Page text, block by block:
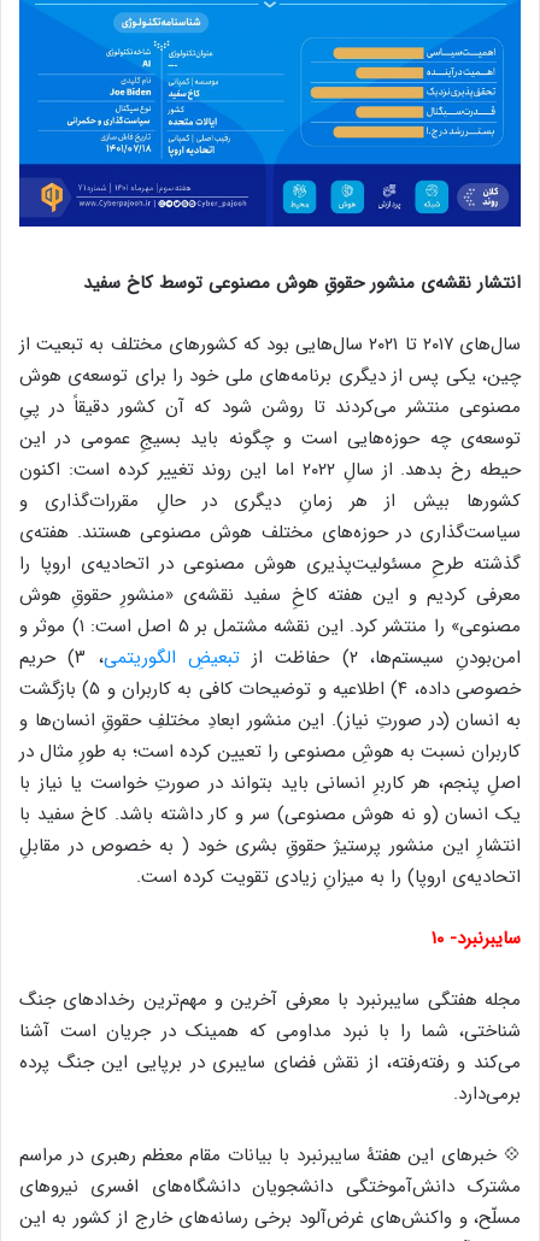
انتشار نقشه‌ی منشور حقوقِ هوش مصنوعی توسط کاخ سفید
سال‌های ۲۰۱۷ تا ۲۰۲۱ سال‌هایی بود که کشور‌های مختلف به تبعیت از
چین، یکی پس از دیگری برنامه‌های ملی خود را برای توسعه‌ی هوش
مصنوعی منتشر می‌کردند تا روشن شود که آن کشور دقیقاً در پیِ
توسعه‌ی چه حوزه‌هایی است و چگونه باید بسیجِ عمومی در این
حیطه رخ بدهد. از سالِ ۲۰۲۲ اما این روند تغییر کرده است: اکنون
کشور‌ها بیش از هر زمانِ دیگری در حالِ مقررات‌گذاری و
سیاست‌گذاری در حوزه‌های مختلف هوش مصنوعی هستند. هفته‌ی
گذشته طرحِ مسئولیت‌پذیری هوش مصنوعی در اتحادیه‌ی اروپا را
معرفی کردیم و این هفته کاخِ سفید نقشه‌ی «منشورِ حقوقِ هوش
مصنوعی» را منتشر کرد. این نقشه مشتمل بر ۵ اصل است: ۱) موثر و
امن‌بودنِ سیستم‌ها، ۲) حفاظت از
تبعیضِ الگوریتمی
، ۳) حریم
خصوصی داده، ۴) اطلاعیه و توضیحات کافی به کاربران و ۵) بازگشت
به انسان (در صورتِ نیاز). این منشور ابعادِ مختلفِ حقوقِ انسان‌ها و
کاربران نسبت به هوشِ مصنوعی را تعیین کرده است؛ به طورِ مثال در
اصلِ پنجم، هر کاربرِ انسانی باید بتواند در صورتِ خواست یا نیاز با
یک انسان (و نه هوش مصنوعی) سر و کار داشته باشد. کاخ سفید با
انتشارِ این منشور پرستیژ حقوقِ بشری خود ( به خصوص در مقابلِ
اتحادیه‌ی اروپا) را به میزانِ زیادی تقویت کرده است.
سایبرنبرد- ۱۰
مجله هفتگی سایبرنبرد با معرفی آخرین و مهم‌ترین رخدادهای جنگ
شناختی، شما را با نبرد مداومی که همینک در جریان است آشنا
می‌کند و رفته‌رفته، از نقش فضای سایبری در برپایی این جنگ پرده
برمی‌دارد.
💠 خبر‌های این هفتۀ سایبرنبرد با بیانات مقام معظم رهبری در مراسم
مشترک دانش‌آموختگی دانشجویان دانشگاه‌های افسری نیروهای
مسلّح، و واکنش‌های غرض‌آلود برخی رسانه‌های خارج از کشور به این